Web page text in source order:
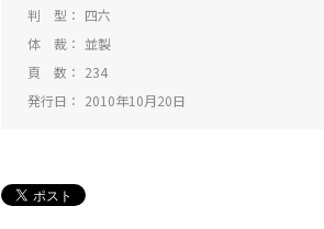
判 型
四六
体 裁
並製
頁 数
234
発行日
2010年10月20日